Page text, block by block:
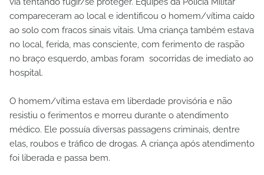
compareceram ao local e identificou o homem/vítima caído
ao solo com fracos sinais vitais. Uma criança também estava
no local, ferida, mas consciente, com ferimento de raspão
no braço esquerdo, ambas foram socorridas de imediato ao
hospital.
O homem/vítima estava em liberdade provisória e não
resistiu o ferimentos e morreu durante o atendimento
médico. Ele possuía diversas passagens criminais, dentre
elas, roubos e tráfico de drogas. A criança após atendimento
foi liberada e passa bem.